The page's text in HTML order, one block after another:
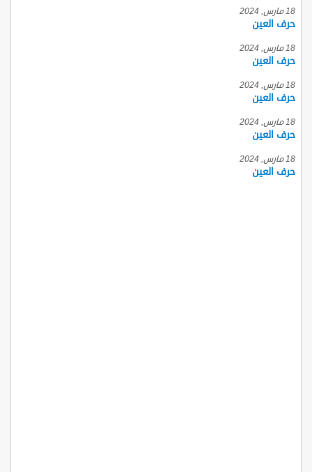
18 مارس, 2024
حرف العين
18 مارس, 2024
حرف العين
18 مارس, 2024
حرف العين
18 مارس, 2024
حرف العين
18 مارس, 2024
حرف العين